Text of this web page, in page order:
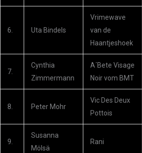
6. Uta Bindels
Vrimewave
van de
Haantjeshoek
7.
Cynthia
Zimmermann
A´Bete Visage
Noir vom BMT
8. Peter Mohr
Vic Des Deux
Pottois
9.
Susanna
Mölsä
Rani